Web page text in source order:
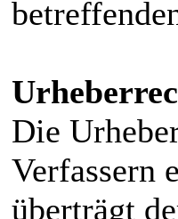
Die
Verfassern
überträgt